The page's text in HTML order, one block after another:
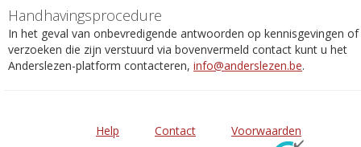
Handhavingsprocedure
In het geval van onbevredigende antwoorden op kennisgevingen of
verzoeken die zijn verstuurd via bovenvermeld contact kunt u het
Anderslezen-platform contacteren, info@anderslezen.be.
Help Contact
Voorwaarden